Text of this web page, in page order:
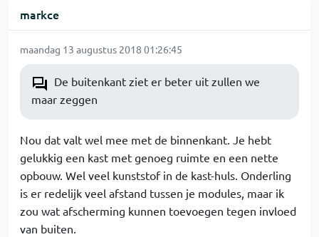
markce
maandag 13 augustus 2018 01:26:45
De buitenkant ziet er beter uit zullen we
maar zeggen
Nou dat valt wel mee met de binnenkant. Je hebt
gelukkig een kast met genoeg ruimte en een nette
opbouw. Wel veel kunststof in de kast-huls. Onderling
is er redelijk veel afstand tussen je modules, maar ik
zou wat afscherming kunnen toevoegen tegen invloed
van buiten.